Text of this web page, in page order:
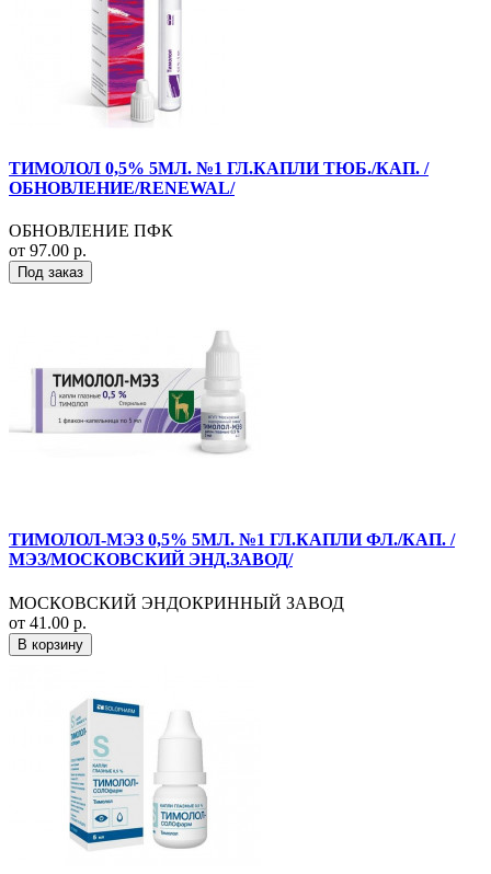
ТИМОЛОЛ 0,5% 5МЛ. №1 ГЛ.КАПЛИ ТЮБ./КАП. /
ОБНОВЛЕНИЕ/RENEWAL/
ОБНОВЛЕНИЕ ПФК
от 97.00 р.
Под заказ
ТИМОЛОЛ-МЭЗ 0,5% 5МЛ. №1 ГЛ.КАПЛИ ФЛ./КАП. /
МЭЗ/МОСКОВСКИЙ ЭНД.ЗАВОД/
МОСКОВСКИЙ ЭНДОКРИННЫЙ ЗАВОД
от 41.00 р.
В корзину